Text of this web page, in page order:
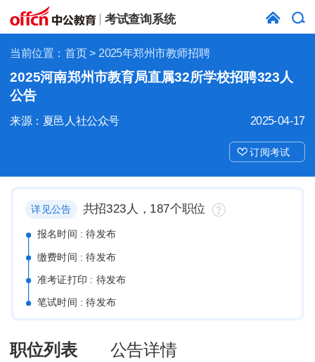
考试查询系统
当前位置： 首页> 2025年郑州市教师招聘
2025河南郑州市教育局直属32所学校招聘323人
公告
2025-04-17
来源：夏邑人社公众号
订阅考试
详见公告 共招323人，187个职位
报名时间 : 待发布
缴费时间 : 待发布
准考证打印 : 待发布
笔试时间 : 待发布
职位列表 公告详情